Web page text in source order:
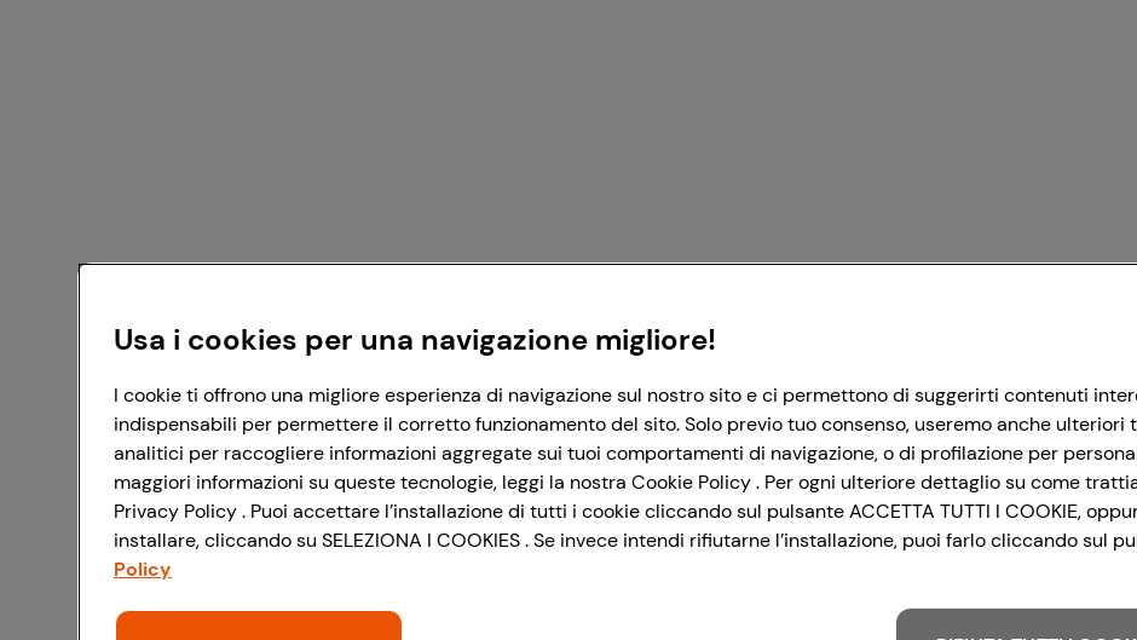
Usa i cookies per una navigazione migliore!
I cookie ti offrono una migliore esperienza di navigazione sul nostro sito e ci permettono di suggerirti contenuti
indispensabili per permettere il corretto funzionamento del sito. Solo previo tuo consenso, useremo anche
analitici per raccogliere informazioni aggregate sui tuoi comportamenti di navigazione, o di profilazione per
maggiori informazioni su queste tecnologie, leggi la nostra Cookie Policy . Per ogni ulteriore dettaglio su come
Privacy Policy . Puoi accettare l’installazione di tutti i cookie cliccando sul pulsante ACCETTA TUTTI I COOKIE,
installare, cliccando su SELEZIONA I COOKIES . Se invece intendi rifiutarne l’installazione, puoi farlo cliccando sul
Policy